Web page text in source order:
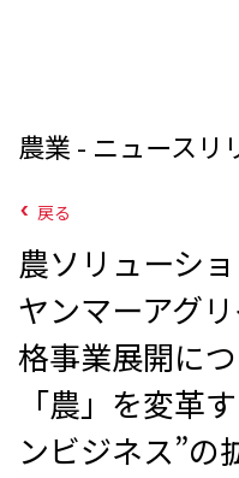
農業 - ニュースリ
戻る
農ソリューシ
ヤンマーアグ
格事業展開に
「農」を変革
ンビジネス”の